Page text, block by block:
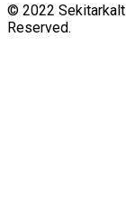
© 2022
Reserved.